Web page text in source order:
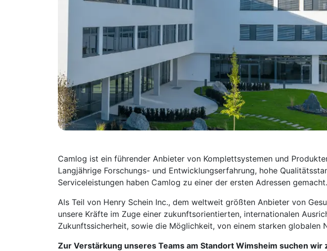
Camlog ist ein führender Anbieter von Komplettsystemen und
Langjährige Forschungs- und Entwicklungserfahrung, hohe
Serviceleistungen haben Camlog zu einer der ersten Adressen gemacht.
Als Teil von Henry Schein Inc., dem weltweit größten Anbieter von
unsere Kräfte im Zuge einer zukunftsorientierten, internationalen
Zukunftssicherheit, sowie die Möglichkeit, von einem starken globalen
Zur Verstärkung unseres Teams am Standort Wimsheim suchen